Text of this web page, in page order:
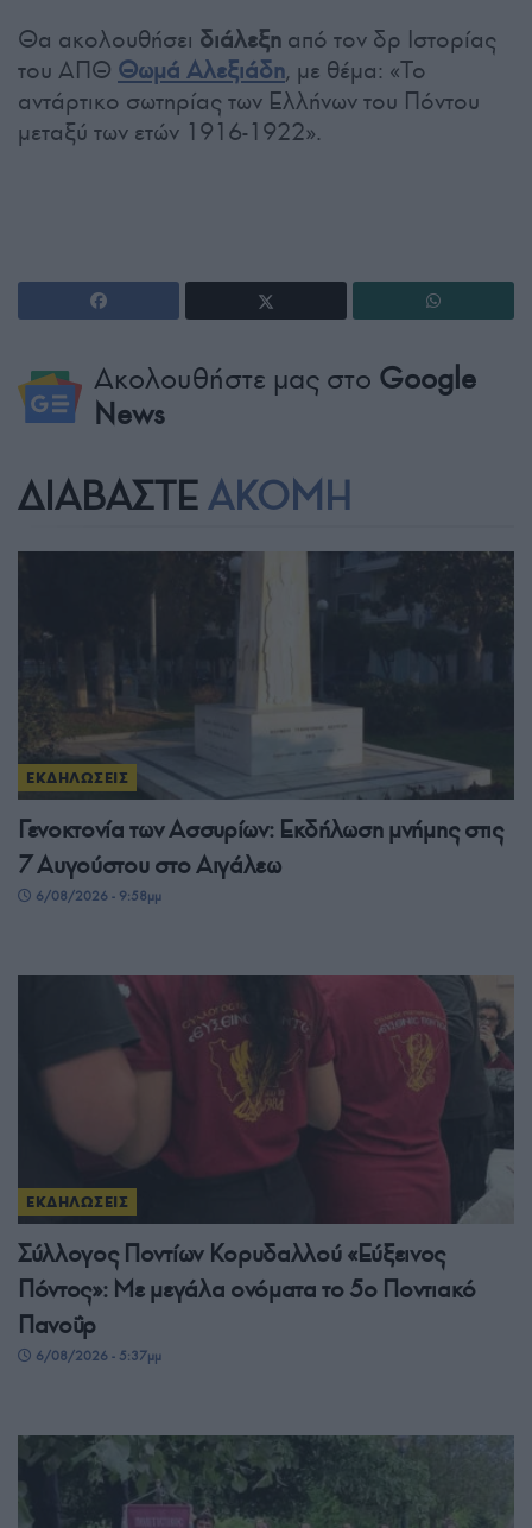
Θα ακολουθήσει διάλεξη από τον δρ Ιστορίας
του ΑΠΘ Θωμά Αλεξιάδη, με θέμα: «Το
αντάρτικο σωτηρίας των Ελλήνων του Πόντου
μεταξύ των ετών 1916-1922».
Ακολουθήστε μας στο Google
News
ΔΙΑΒΑΣΤΕ ΑΚΟΜΗ
ΕΚΔΗΛΩΣΕΙΣ
Γενοκτονία των Ασσυρίων: Εκδήλωση μνήμης στις
7 Αυγούστου στο Αιγάλεω
6/08/2026 - 9:58μμ
ΕΚΔΗΛΩΣΕΙΣ
Σύλλογος Ποντίων Κορυδαλλού «Εύξεινος
Πόντος»: Με μεγάλα ονόματα το 5ο Ποντιακό
Πανοΰρ
6/08/2026 - 5:37μμ